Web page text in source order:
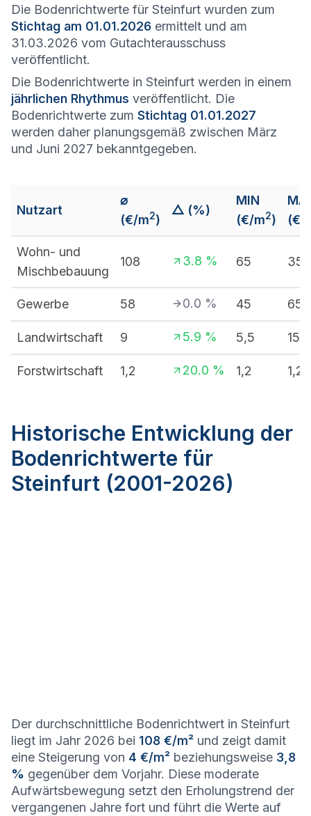
Die Bodenrichtwerte für Steinfurt wurden zum
Stichtag am 01.01.2026 ermittelt und am
31.03.2026 vom Gutachterausschuss
veröffentlicht.
Die Bodenrichtwerte in Steinfurt werden in einem
jährlichen Rhythmus veröffentlicht. Die
Bodenrichtwerte zum Stichtag 01.01.2027
werden daher planungsgemäß zwischen März
und Juni 2027 bekanntgegeben.
Nutzart
⌀
(€/m2)
△ (%)
MIN
(€/m2)
(€/
Wohn- und
Mischbebauung
108 3.8 % 65 350
Gewerbe 58 0.0 % 45 65
Landwirtschaft 9 5.9 % 5,5 15
Forstwirtschaft 1,2 20.0 % 1,2 1,2
Historische Entwicklung der
Bodenrichtwerte für
Steinfurt (2001-2026)
Der durchschnittliche Bodenrichtwert in Steinfurt
liegt im Jahr 2026 bei 108 €/m² und zeigt damit
eine Steigerung von 4 €/m² beziehungsweise 3,8
% gegenüber dem Vorjahr. Diese moderate
Aufwärtsbewegung setzt den Erholungstrend der
vergangenen Jahre fort und führt die Werte auf